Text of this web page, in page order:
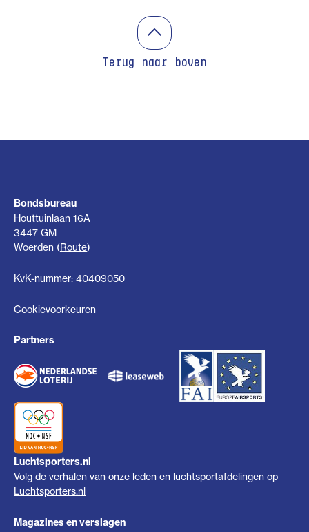
Terug naar boven
Bondsbureau
Houttuinlaan 16A
3447 GM
Woerden (Route)
KvK-nummer: 40409050
Cookievoorkeuren
Partners
Luchtsporters.nl
Volg de verhalen van onze leden en luchtsportafdelingen op
Luchtsporters.nl
Magazines en verslagen